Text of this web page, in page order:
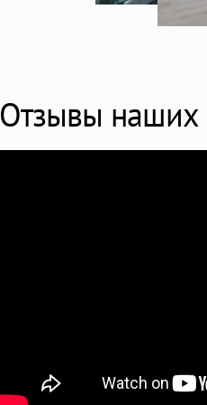
Отзывы наших